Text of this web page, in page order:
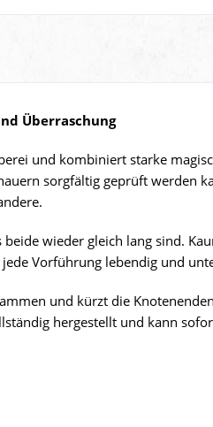
Überraschung
und kombiniert starke
sorgfältig geprüft werden
wieder gleich lang sind.
Vorführung lebendig und
und kürzt die
hergestellt und kann